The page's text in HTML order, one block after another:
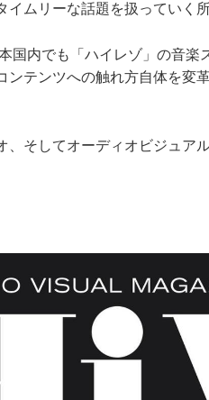
ムリーな話題を扱っていく所
国内でも「ハイレゾ」の音楽
ンテンツへの触れ方自体を変
、そしてオーディオビジュア